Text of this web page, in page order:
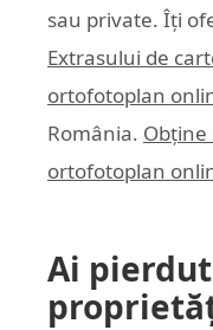
sau private. Îți
Extrasului de
ortofotoplan
România. Obține
ortofotoplan
Ai